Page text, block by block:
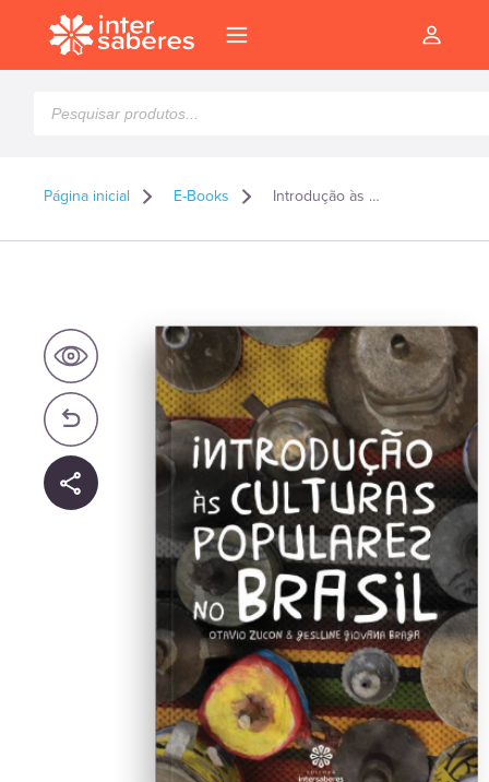
produtos
Página inicial E-Books Introdução às culturas populares no Brasil – E-book